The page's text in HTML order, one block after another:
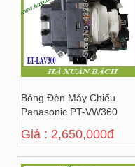
Bóng Đèn Máy Chiếu
Panasonic PT-VW360
Giá : 2,650,000đ